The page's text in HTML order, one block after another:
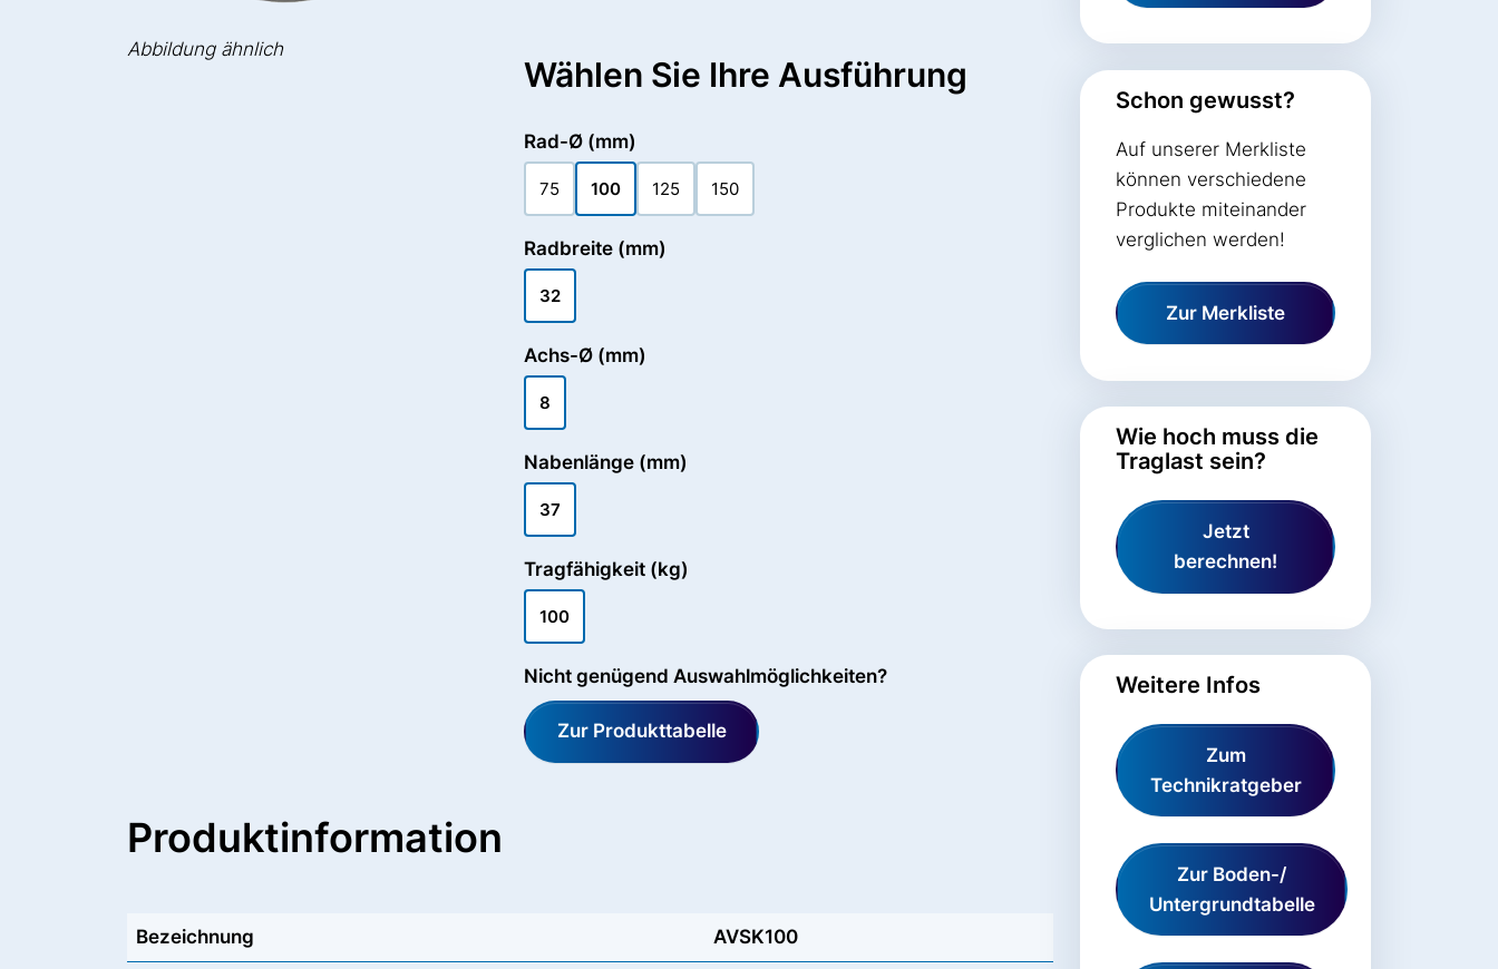
Abbildung ähnlich
Wählen Sie Ihre Ausführung
Rad-Ø (mm)
75 100 125 150
Radbreite (mm)
32
Achs-Ø (mm)
8
Nabenlänge (mm)
37
Tragfähigkeit (kg)
100
Nicht genügend Auswahlmöglichkeiten?
Zur Produkttabelle
Produktinformation
Bezeichnung AVSK100
Schon gewusst?
Auf unserer Merkliste
können verschiedene
Produkte miteinander
verglichen werden!
Zur Merkliste
Wie hoch muss die
Traglast sein?
Jetzt
berechnen!
Weitere Infos
Zum
Technikratgeber
Zur Boden-/
Untergrundtabelle